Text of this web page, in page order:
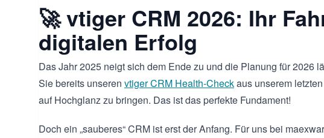
🚀 vtiger CRM 2026: Ihr
digitalen Erfolg
Das Jahr 2025 neigt sich dem Ende zu und die Planung für 2026
Sie bereits unseren vtiger CRM Health-Checkaus unserem
auf Hochglanz zu bringen. Das ist das perfekte Fundament!
Doch ein „sauberes“ CRM ist erst der Anfang. Für uns bei